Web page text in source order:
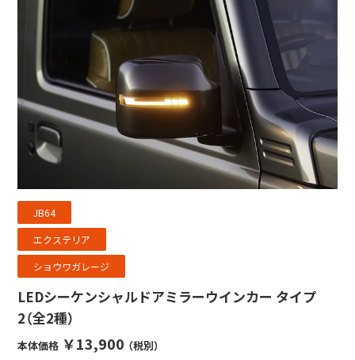
JB64
エクステリア
ショウワガレージ
LEDシーケンシャルドアミラーウインカー タイプ
2（全2種）
本体価格 ￥13,900 （税別）